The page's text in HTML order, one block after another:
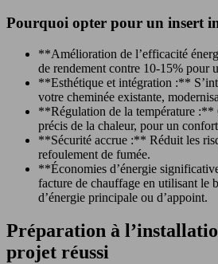
Pourquoi opter pour un insert
**Amélioration de l’efficacité
de rendement contre 10-15% pour
**Esthétique et intégration :**
votre cheminée existante,
**Régulation de la température
précis de la chaleur, pour un
**Sécurité accrue :** Réduit les
refoulement de fumée.
**Économies d’énergie
facture de chauffage en utilisant le
d’énergie principale ou d’appoint.
Préparation à
projet réussi